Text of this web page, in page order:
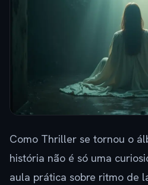
Como Thriller se tornou o
história não é só uma
aula prática sobre ritmo de